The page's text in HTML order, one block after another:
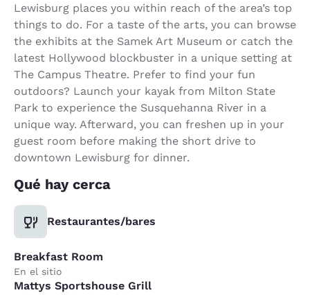
Lewisburg places you within reach of the area’s top
things to do. For a taste of the arts, you can browse
the exhibits at the Samek Art Museum or catch the
latest Hollywood blockbuster in a unique setting at
The Campus Theatre. Prefer to find your fun
outdoors? Launch your kayak from Milton State
Park to experience the Susquehanna River in a
unique way. Afterward, you can freshen up in your
guest room before making the short drive to
downtown Lewisburg for dinner.
Qué hay cerca
Restaurantes/bares
Breakfast Room
En el sitio
Mattys Sportshouse Grill